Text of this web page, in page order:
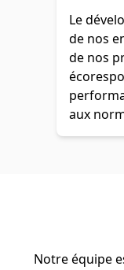
Le
de nos
de nos
aux
Notre équipe